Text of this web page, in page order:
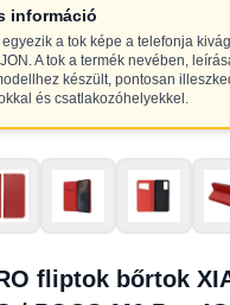
információ
a tok képe a telefonja
A tok a termék nevében,
készült, pontosan
és csatlakozóhelyekkel.
fliptok bőrtok